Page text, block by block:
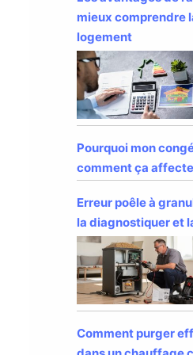
mieux comprendre
logement
Pourquoi mon
comment ça
Erreur poêle à
la diagnostiquer et
Comment purger